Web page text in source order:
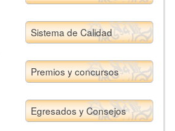
Sistema de Calidad
Premios y concursos
Egresados y Consejos